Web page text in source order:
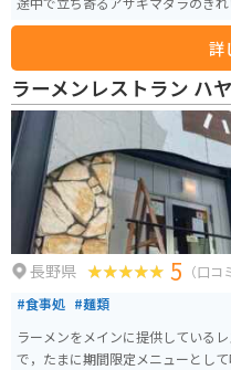
詳
ラーメンレストラン ハ
長野県 5 （口コ
#食事処 #麺類
ラーメンをメインに提供している
で，たまに期間限定メニューとし